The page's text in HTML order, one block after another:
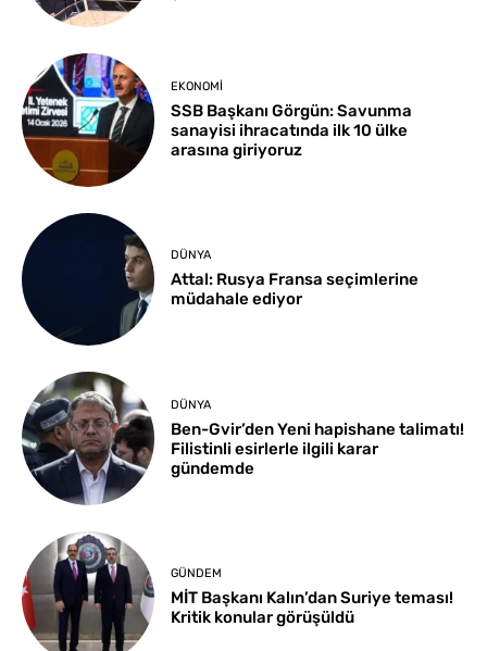
EKONOMI
SSB Başkanı Görgün: Savunma
sanayisi ihracatında ilk 10 ülke
arasına giriyoruz
DÜNYA
Attal: Rusya Fransa seçimlerine
müdahale ediyor
DÜNYA
Ben-Gvir’den Yeni hapishane talimatı!
Filistinli esirlerle ilgili karar
gündemde
GÜNDEM
MİT Başkanı Kalın’dan Suriye teması!
Kritik konular görüşüldü